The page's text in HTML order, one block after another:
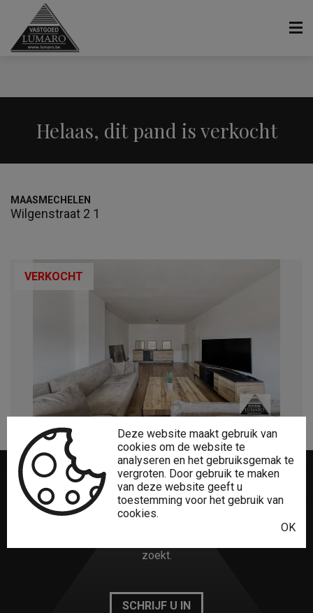
Helaas, dit pand is verkocht
MAASMECHELEN
Wilgenstraat 2 1
VERKOCHT
Niet gevondenwat u zocht?
zoekt.
SCHRIJF U IN
Deze website maakt gebruik van
cookies om de website te
analyseren en het gebruiksgemak te
vergroten. Door gebruik te maken
van deze website geeft u
toestemming voor het gebruik van
cookies.
OK